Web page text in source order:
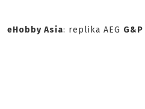
eHobby Asia: replika AEG G&P